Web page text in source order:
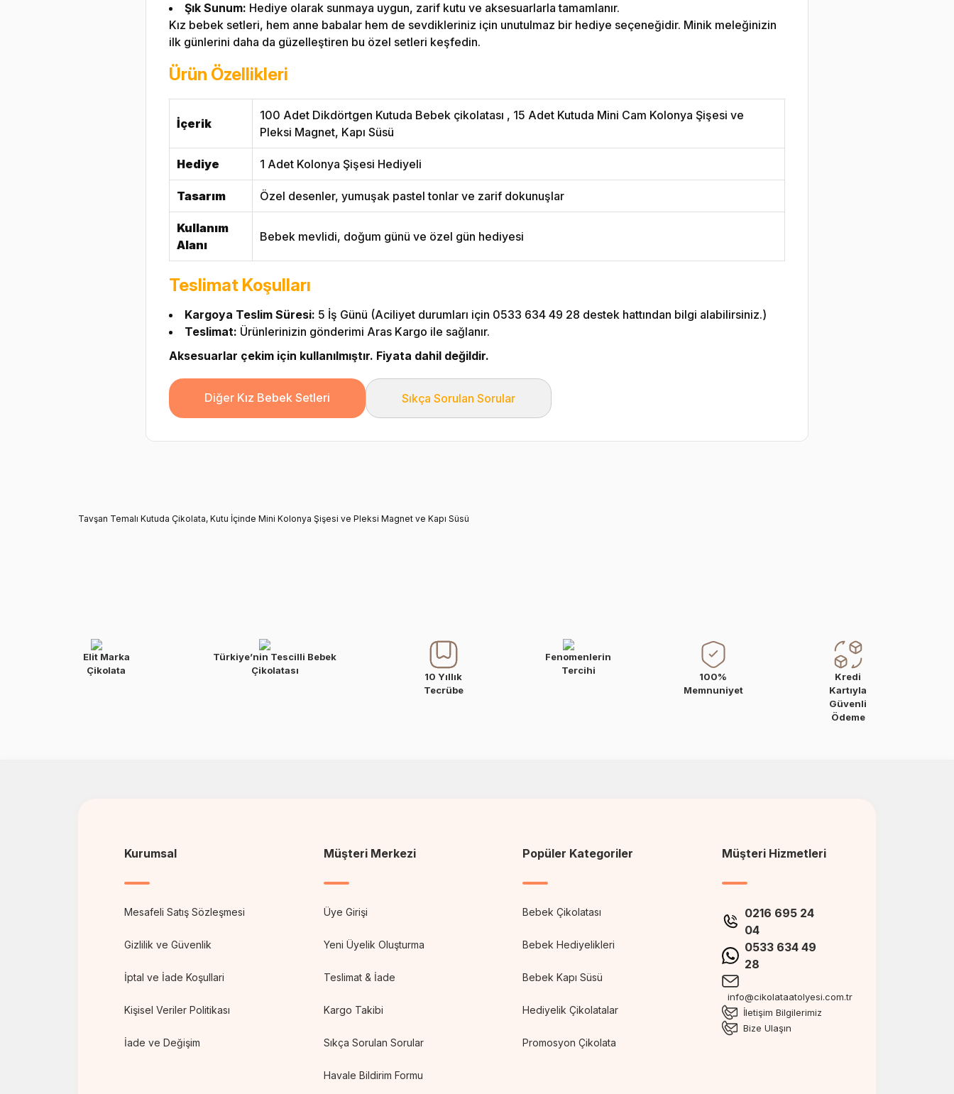
Şık Sunum: Hediye olarak sunmaya uygun, zarif kutu ve aksesuarlarla tamamlanır.
Kız bebek setleri, hem anne babalar hem de sevdikleriniz için unutulmaz bir hediye seçeneğidir. Minik meleğinizin
ilk günlerini daha da güzelleştiren bu özel setleri keşfedin.
Ürün Özellikleri
İçerik
100 Adet Dikdörtgen Kutuda Bebek çikolatası , 15 Adet Kutuda Mini Cam Kolonya Şişesi ve
Pleksi Magnet, Kapı Süsü
Hediye 1 Adet Kolonya Şişesi Hediyeli
Tasarım Özel desenler, yumuşak pastel tonlar ve zarif dokunuşlar
Kullanım
Alanı
Bebek mevlidi, doğum günü ve özel gün hediyesi
Teslimat Koşulları
Kargoya Teslim Süresi: 5 İş Günü (Aciliyet durumları için 0533 634 49 28 destek hattından bilgi alabilirsiniz.)
Teslimat: Ürünlerinizin gönderimi Aras Kargo ile sağlanır.
Aksesuarlar çekim için kullanılmıştır. Fiyata dahil değildir.
Diğer Kız Bebek Setleri Sıkça Sorulan Sorular
Tavşan Temalı Kutuda Çikolata, Kutu İçinde Mini Kolonya Şişesi ve Pleksi Magnet ve Kapı Süsü
Elit Marka
Çikolata
Türkiye’nin Tescilli Bebek
Çikolatası
10 Yıllık
Tecrübe
Fenomenlerin
Tercihi
100%
Memnuniyet
Kredi
Kartıyla
Güvenli
Ödeme
Kurumsal
Mesafeli Satış Sözleşmesi
Gizlilik ve Güvenlik
İptal ve İade Koşullari
Kişisel Veriler Politikası
İade ve Değişim
Müşteri Merkezi
Üye Girişi
Yeni Üyelik Oluşturma
Teslimat & İade
Kargo Takibi
Sıkça Sorulan Sorular
Havale Bildirim Formu
Popüler Kategoriler
Bebek Çikolatası
Bebek Hediyelikleri
Bebek Kapı Süsü
Hediyelik Çikolatalar
Promosyon Çikolata
Müşteri Hizmetleri
0216 695 24
04
0533 634 49
28
info@cikolataatolyesi.com.tr
İletişim Bilgilerimiz
Bize Ulaşın